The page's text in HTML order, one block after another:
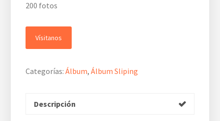
200 fotos
Vísitanos
Categorías:Álbum,Álbum Sliping
Descripción